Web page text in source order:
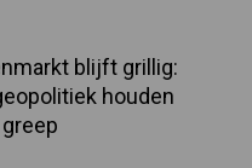
blijft grillig:
houden